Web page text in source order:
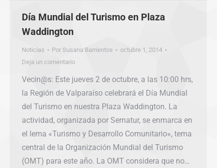
Día Mundial del Turismo en Plaza
Waddington
Noticias Por Susana Barrientos
octubre 1, 2014
Deja un comentario
Vecin@s: Este jueves 2 de octubre, a las 10:00 hrs,
la Región de Valparaíso celebrará el Día Mundial
del Turismo en nuestra Plaza Waddington. La
actividad, organizada por Sernatur, se enmarca en
el lema «Turismo y Desarrollo Comunitario», tema
central de la Organización Mundial del Turismo
(OMT) para este año. La OMT considera que no…